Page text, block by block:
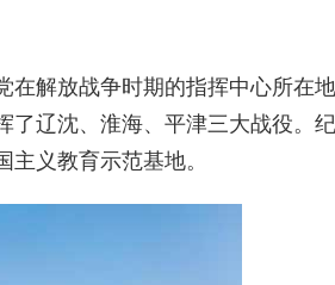
解放战争时期的指挥中心所在地
了辽沈、淮海、平津三大战役。
义教育示范基地。